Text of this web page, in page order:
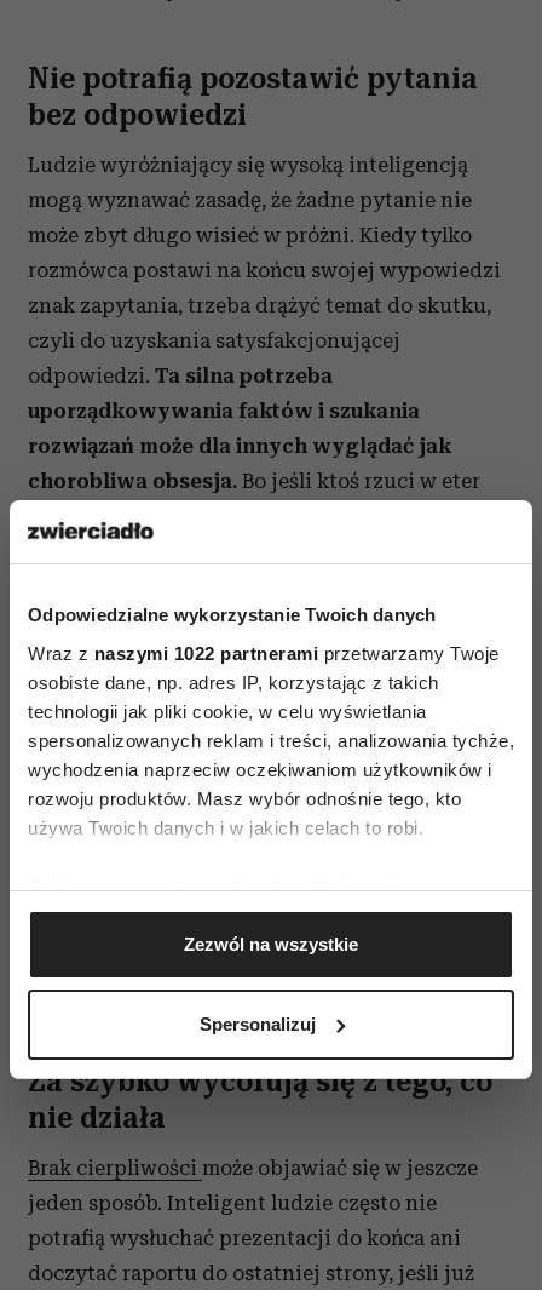
Odpowiedzialne wykorzystanie Twoich danych
Wraz z naszymi 1022 partnerami przetwarzamy Twoje
osobiste dane, np. adres IP, korzystając z takich
technologii jak pliki cookie, w celu wyświetlania
spersonalizowanych reklam i treści, analizowania tychże,
wychodzenia naprzeciw oczekiwaniom użytkowników i
rozwoju produktów. Masz wybór odnośnie tego, kto
używa Twoich danych i w jakich celach to robi.
Jeśli wyrazisz na to zgodę, chcielibyśmy również:
Gromadzić dane dotyczące Twojej lokalizacji
geograficznej z dokładnością nawet do kilku metrów
Identyfikować Twoje urządzenie, aktywnie
(fingerprinting, czyli wirtualny odcisk palca)
dane są przetwarzane oraz ustaw własne preferencje w
sekcji szczegółów
zmienić lub wycofać swoją zgodę w dowolnej chwili.
Wykorzystujemy pliki cookie do spersonalizowania treści
i reklam, aby oferować funkcje społecznościowe i
analizować ruch w naszej witrynie. Informacje o tym, jak
Zezwól na wszystkie
Spersonalizuj
Nie potrafią pozostawić pytania
bez odpowiedzi
Ludzie wyróżniający się wysoką inteligencją
mogą wyznawać zasadę, że żadne pytanie nie
może zbyt długo wisieć w próżni. Kiedy tylko
rozmówca postawi na końcu swojej wypowiedzi
znak zapytania, trzeba drążyć temat do skutku,
czyli do uzyskania satysfakcjonującej
odpowiedzi. Ta silna potrzeba
uporządkowywania faktów i szukania
rozwiązań może dla innych wyglądać jak
chorobliwa obsesja. Bo jeśli ktoś rzuci w eter
wątpliwości dotyczące jakiegoś zagadnienia
Jego silna potrzeba poznania sprawi, że będzie
przedłużał dyskusję i zadręczał
współpracowników po godzinach. Travers
porównuje dyskomfort wynikający z niewiedzy
do uporczywego swędzenia. Z tym że w tym
wypadku drapanie nic nie da. Żeby domknąć
sprawdzał tropy i intensywnie myślał, ignorując
Czytaj także: 9 typów inteligencji. Który z nich
dominuje u ciebie?
Za szybko wycofują się z tego, co
nie działa
Brak cierpliwości może objawiać się w jeszcze
jeden sposób. Inteligent ludzie często nie
potrafią wysłuchać prezentacji do końca ani
doczytać raportu do ostatniej strony, jeśli już